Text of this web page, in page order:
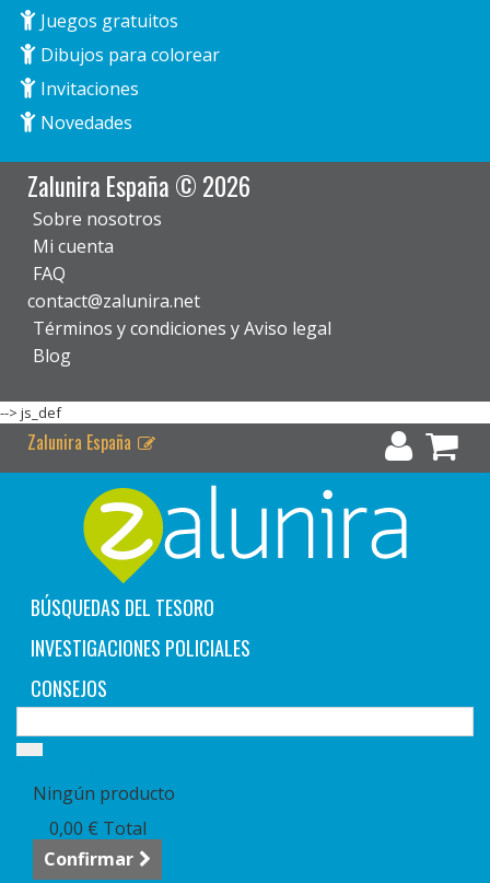
Juegos gratuitos
Dibujos para colorear
Invitaciones
Novedades
Zalunira España © 2026
Sobre nosotros
Mi cuenta
FAQ
contact@zalunira.net
Términos y condiciones y Aviso legal
Blog
--> js_def
Zalunira España
BÚSQUEDAS DEL TESORO
INVESTIGACIONES POLICIALES
CONSEJOS
Ningún producto
0,00 € Total
Confirmar